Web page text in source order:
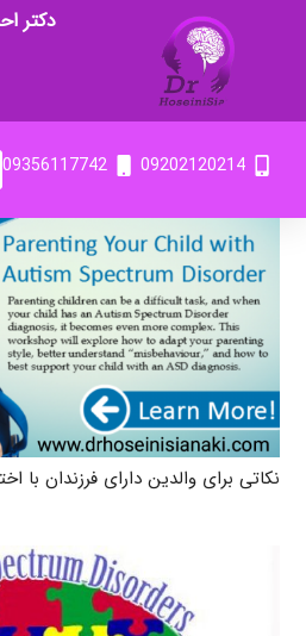
دکتر
09202120214
09356117742
نکاتی برای والدین دارای فرزندان با